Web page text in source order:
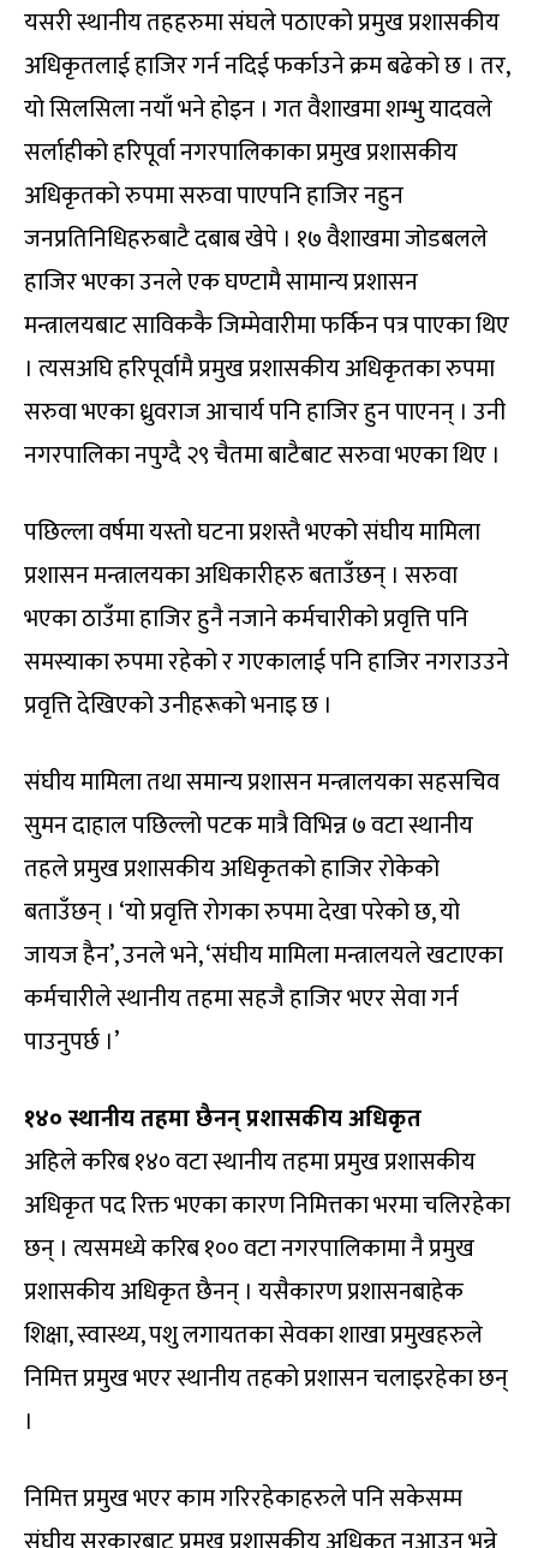
यसरी स्थानीय तहहरुमा संघले पठाएको प्रमुख प्रशासकीय
अधिकृतलाई हाजिर गर्न नदिई फर्काउने क्रम बढेको छ । तर,
यो सिलसिला नयाँ भने होइन । गत वैशाखमा शम्भु यादवले
सर्लाहीको हरिपूर्वा नगरपालिकाका प्रमुख प्रशासकीय
अधिकृतको रुपमा सरुवा पाएपनि हाजिर नहुन
जनप्रतिनिधिहरुबाटै दबाब खेपे । १७ वैशाखमा जोडबलले
हाजिर भएका उनले एक घण्टामै सामान्य प्रशासन
मन्त्रालयबाट साविककै जिम्मेवारीमा फर्किन पत्र पाएका थिए
। त्यसअघि हरिपूर्वामै प्रमुख प्रशासकीय अधिकृतका रुपमा
सरुवा भएका ध्रुवराज आचार्य पनि हाजिर हुन पाएनन् । उनी
नगरपालिका नपुग्दै २९ चैतमा बाटैबाट सरुवा भएका थिए ।
पछिल्ला वर्षमा यस्तो घटना प्रशस्तै भएको संघीय मामिला
प्रशासन मन्त्रालयका अधिकारीहरु बताउँछन् । सरुवा
भएका ठाउँमा हाजिर हुनै नजाने कर्मचारीको प्रवृत्ति पनि
समस्याका रुपमा रहेको र गएकालाई पनि हाजिर नगराउउने
प्रवृत्ति देखिएको उनीहरूको भनाइ छ ।
संघीय मामिला तथा समान्य प्रशासन मन्त्रालयका सहसचिव
सुमन दाहाल पछिल्लो पटक मात्रै विभिन्न ७ वटा स्थानीय
तहले प्रमुख प्रशासकीय अधिकृतको हाजिर रोकेको
बताउँछन् । ‘यो प्रवृत्ति रोगका रुपमा देखा परेको छ, यो
जायज हैन’, उनले भने, ‘संघीय मामिला मन्त्रालयले खटाएका
कर्मचारीले स्थानीय तहमा सहजै हाजिर भएर सेवा गर्न
पाउनुपर्छ ।’
१४० स्थानीय तहमा छैनन् प्रशासकीय अधिकृत
अहिले करिब १४० वटा स्थानीय तहमा प्रमुख प्रशासकीय
अधिकृत पद रिक्त भएका कारण निमित्तका भरमा चलिरहेका
छन् । त्यसमध्ये करिब १०० वटा नगरपालिकामा नै प्रमुख
प्रशासकीय अधिकृत छैनन् । यसैकारण प्रशासनबाहेक
शिक्षा, स्वास्थ्य, पशु लगायतका सेवका शाखा प्रमुखहरुले
निमित्त प्रमुख भएर स्थानीय तहको प्रशासन चलाइरहेका छन्
।
निमित्त प्रमुख भएर काम गरिरहेकाहरुले पनि सकेसम्म